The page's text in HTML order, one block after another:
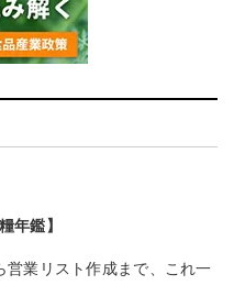
年鑑】
営業リスト作成まで、これ一